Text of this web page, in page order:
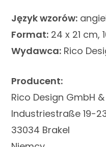
Język wzorów:
Format: 24 x 21 cm,
Wydawca: Rico
Producent:
Rico Design GmbH &
Industriestraße 19-
33034 Brakel